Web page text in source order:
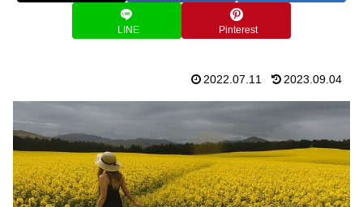
LINE Pinterest
2022.07.11 2023.09.04